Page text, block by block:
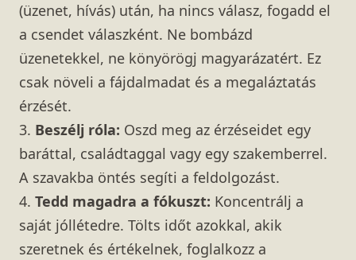
(üzenet, hívás) után, ha nincs válasz, fogadd el
a csendet válaszként. Ne bombázd
üzenetekkel, ne könyörögj magyarázatért. Ez
csak növeli a fájdalmadat és a megaláztatás
érzését.
3. Beszélj róla: Oszd meg az érzéseidet egy
baráttal, családtaggal vagy egy szakemberrel.
A szavakba öntés segíti a feldolgozást.
4. Tedd magadra a fókuszt: Koncentrálj a
saját jóllétedre. Tölts időt azokkal, akik
szeretnek és értékelnek, foglalkozz a